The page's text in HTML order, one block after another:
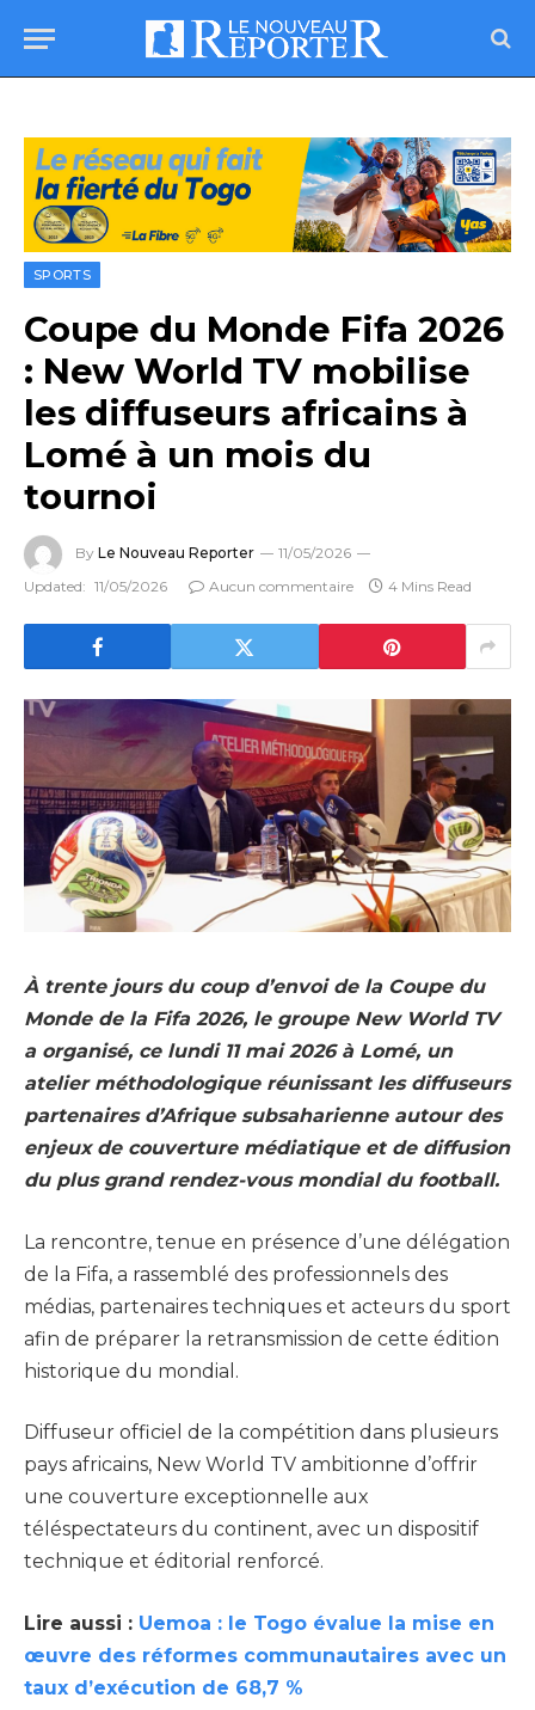
SPORTS
Coupe du Monde Fifa 2026
: New World TV mobilise
les diffuseurs africains à
Lomé à un mois du
tournoi
By Le Nouveau Reporter
11/05/2026
Updated: 11/05/2026 Aucun commentaire 4 Mins Read
À trente jours du coup d’envoi de la Coupe du
Monde de la Fifa 2026, le groupe New World TV
a organisé, ce lundi 11 mai 2026 à Lomé, un
atelier méthodologique réunissant les diffuseurs
partenaires d’Afrique subsaharienne autour des
enjeux de couverture médiatique et de diffusion
du plus grand rendez-vous mondial du football.
La rencontre, tenue en présence d’une délégation
de la Fifa, a rassemblé des professionnels des
médias, partenaires techniques et acteurs du sport
afin de préparer la retransmission de cette édition
historique du mondial.
Diffuseur officiel de la compétition dans plusieurs
pays africains, New World TV ambitionne d’offrir
une couverture exceptionnelle aux
téléspectateurs du continent, avec un dispositif
technique et éditorial renforcé.
Lire aussi : Uemoa : le Togo évalue la mise en
œuvre des réformes communautaires avec un
taux d’exécution de 68,7 %